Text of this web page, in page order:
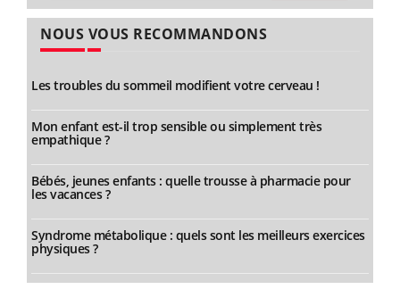
NOUS VOUS RECOMMANDONS
Les troubles du sommeil modifient votre cerveau !
Mon enfant est-il trop sensible ou simplement très
empathique ?
Bébés, jeunes enfants : quelle trousse à pharmacie pour
les vacances ?
Syndrome métabolique : quels sont les meilleurs exercices
physiques ?